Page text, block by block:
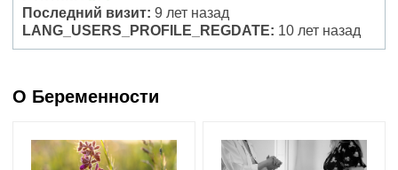
Последний визит: 9 лет назад
LANG_USERS_PROFILE_REGDATE: 10 лет назад
О Беременности